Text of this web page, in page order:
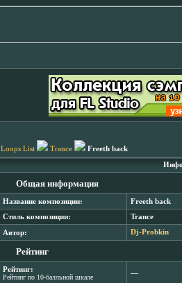
Loops List Trance Freeth back
Общая информация
Название композиции: Freeth back
Стиль композиции: Trance
Автор: Dj-Probkin
Рейтинг
Рейтинг:
Рейтинг по 10-балльной шкале
―